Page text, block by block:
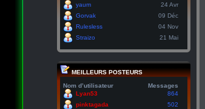
yaum
24 Avr
Gorvak
09 Déc
Rulesless
04 Nov
Straizo
21 Mai
MEILLEURS POSTEURS
Nom d’utilisateur
Messages
Lyan53
864
pinktagada
502